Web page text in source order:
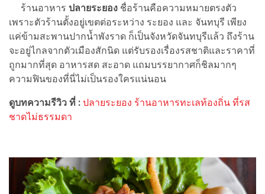
ร้านอาหาร ปลายระยอง ชื่อร้านคือความหมายตรงตัว
เพราะตัวร้านตั้งอยู่เขตต่อระหว่าง ระยอง และ จันทบุรี เพียง
แค่ข้ามสะพานปากน้ำพังราด ก็เป็นจังหวัดจันทบุรีแล้ว ถึงร้าน
จะอยู่ไกลจากตัวเมืองสักนิด แต่รับรองเรื่องรสชาติและราคาที่
ถูกมากที่สุด อาหารสด สะอาด แถมบรรยากาศก็ชิลมากๆ
ความฟินของที่นี่ไม่เป็นรองใครแน่นอน
ดูบทความรีวิว ที่ : ปลายระยอง ร้านอาหารทะเลท้องถิ่น ที่รส
ชาดไม่ธรรมดา